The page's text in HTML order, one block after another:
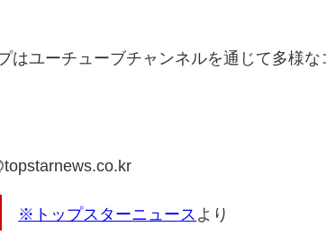
はユーチューブチャンネルを通じて多様
※トップスターニュース より